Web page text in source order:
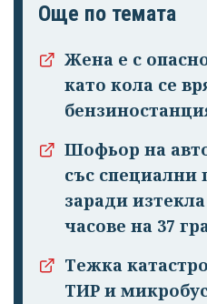
Още по темата
Жена е с
като кола се
Шофьор на
със специални
заради
часове на 37
Тежка
ТИР и